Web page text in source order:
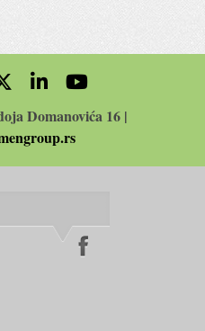
Domanovića 16 |